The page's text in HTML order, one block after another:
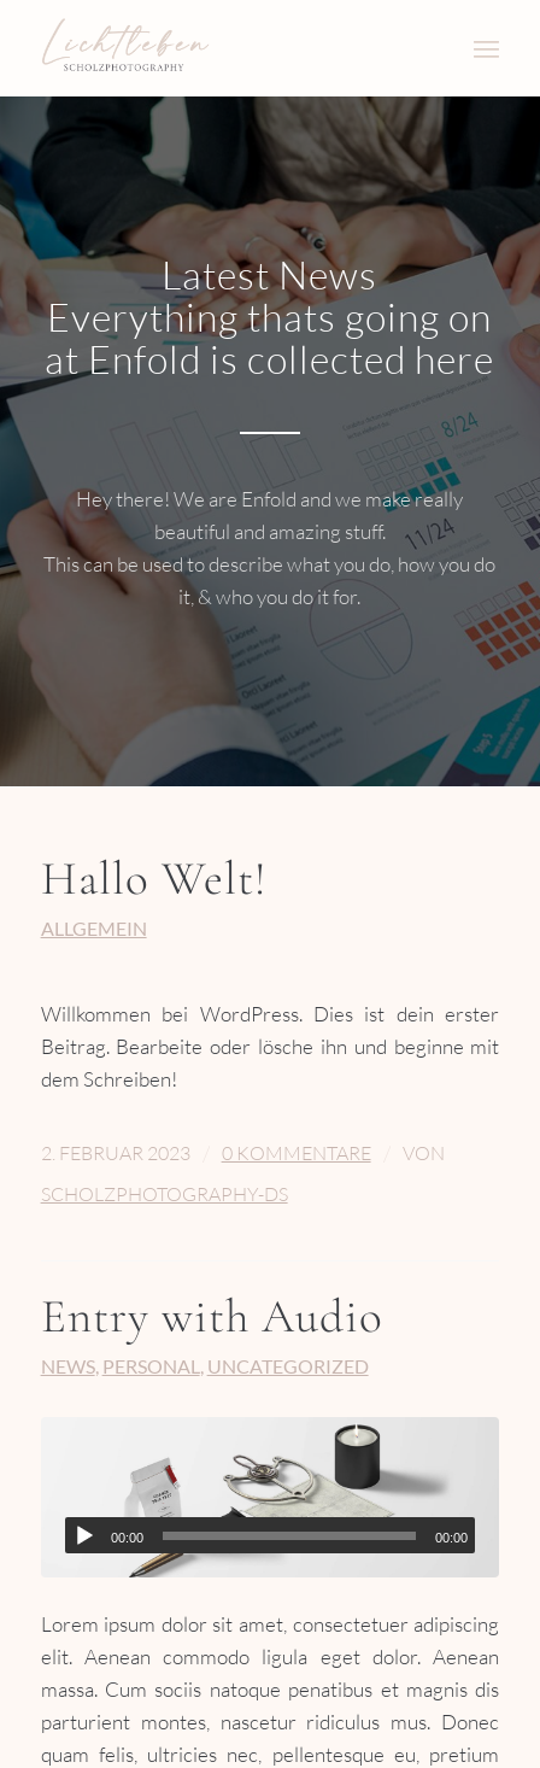
Latest News
Everything thats going on
at Enfold is collected here
Hey there! We are Enfold and we make really
beautiful and amazing stuff.
This can be used to describe what you do, how you do
it, & who you do it for.
Hallo Welt!
ALLGEMEIN
Willkommen bei WordPress. Dies ist dein erster
Beitrag. Bearbeite oder lösche ihn und beginne mit
dem Schreiben!
2. FEBRUAR 2023 0 KOMMENTARE
VON
SCHOLZPHOTOGRAPHY-DS
Entry with Audio
NEWS, PERSONAL , UNCATEGORIZED
00:00 00:00
Lorem ipsum dolor sit amet, consectetuer adipiscing
elit. Aenean commodo ligula eget dolor. Aenean
massa. Cum sociis natoque penatibus et magnis dis
parturient montes, nascetur ridiculus mus. Donec
quam felis, ultricies nec, pellentesque eu, pretium